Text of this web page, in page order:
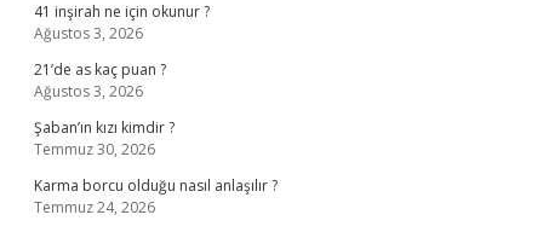
41 inşirah ne için okunur ?
Ağustos 3, 2026
21’de as kaç puan ?
Ağustos 3, 2026
Şaban’ın kızı kimdir ?
Temmuz 30, 2026
Karma borcu olduğu nasıl anlaşılır ?
Temmuz 24, 2026